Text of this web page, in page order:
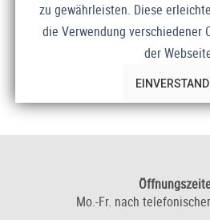
zu gewährleisten. Diese
die Verwendung verschiedener
der
Mo.-Fr. nach